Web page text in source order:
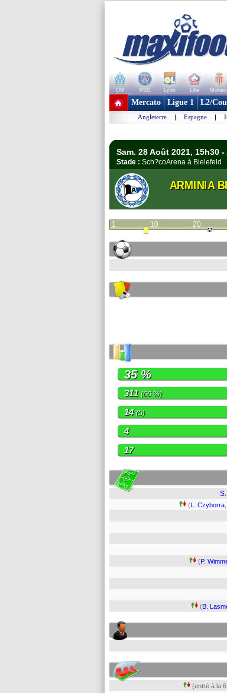
OM PSG Lyon Lille
+ de clubs
Mercato Ligue 1 L2/
Angleterre | Espagne |
Sam. 28 Août 2021, 15h30
Stade : Sch?coArena à Bielefeld
ARMINIA
1 10 20
35 %
311 (66 %)
14 (5)
4
17
(L. Czyborra
(P.
(B.
(entré à la